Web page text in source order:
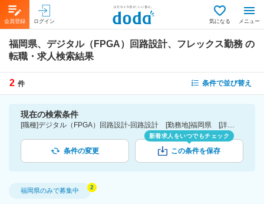
会員登録 ログイン 気になる メニュー
福岡県、デジタル（FPGA）回路設計、フレックス勤務 の
転職・求人検索結果
2 件 条件で並び替え
現在の検索条件
[職種]デジタル（FPGA）回路設計-回路設計 [勤務地]福岡県 [詳細条件](休日・働き方)フレックス勤務
条件の変更
新着求人をいつでもチェック
この条件を保存
福岡県のみで募集中